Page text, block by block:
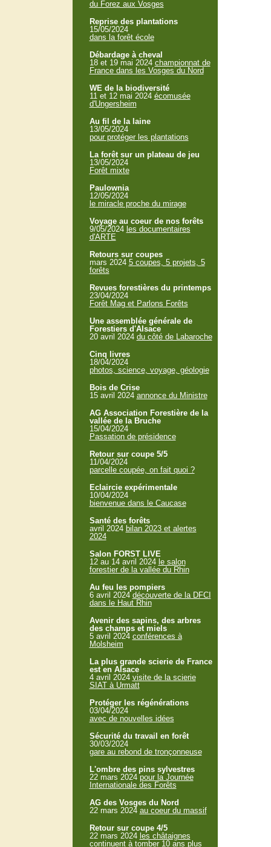
du Forez aux Vosges
Reprise des plantations
15/05/2024
dans la forêt école
Débardage à cheval
18 et 19 mai 2024 championnat de
France dans les Vosges du Nord
WE de la biodiversité
11 et 12 mai 2024 écomusée
d'Ungersheim
Au fil de la laine
13/05/2024
pour protéger les plantations
La forêt sur un plateau de jeu
13/05/2024
Forêt mixte
Paulownia
12/05/2024
le miracle proche du mirage
Voyage au coeur de nos forêts
9/05/2024 les documentaires
d'ARTE
Retours sur coupes
mars 2024 5 coupes, 5 projets, 5
forêts
Revues forestières du printemps
23/04/2024
Forêt Mag et Parlons Forêts
Une assemblée générale de
Forestiers d'Alsace
20 avril 2024 du côté de Labaroche
Cinq livres
18/04/2024
photos, science, voyage, géologie
Bois de Crise
15 avril 2024 annonce du Ministre
AG Association Forestière de la
vallée de la Bruche
15/04/2024
Passation de présidence
Retour sur coupe 5/5
11/04/2024
parcelle coupée, on fait quoi ?
Eclaircie expérimentale
10/04/2024
bienvenue dans le Caucase
Santé des forêts
avril 2024 bilan 2023 et alertes
2024
Salon FORST LIVE
12 au 14 avril 2024 le salon
forestier de la vallée du Rhin
Au feu les pompiers
6 avril 2024 découverte de la DFCI
dans le Haut Rhin
Avenir des sapins, des arbres
des champs et miels
5 avril 2024 conférences à
Molsheim
La plus grande scierie de France
est en Alsace
4 avril 2024 visite de la scierie
SIAT à Urmatt
Protéger les régénérations
03/04/2024
avec de nouvelles idées
Sécurité du travail en forêt
30/03/2024
gare au rebond de tronçonneuse
L'ombre des pins sylvestres
22 mars 2024 pour la Journée
Internationale des Forêts
AG des Vosges du Nord
22 mars 2024 au coeur du massif
Retour sur coupe 4/5
22 mars 2024 les châtaignes
continuent à tomber 10 ans plus